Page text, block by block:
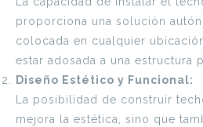
proporciona una solución
colocada en cualquier
estar adosada a una estructura
Diseño Estético y Funcional:
La posibilidad de construir
mejora la estética, sino que